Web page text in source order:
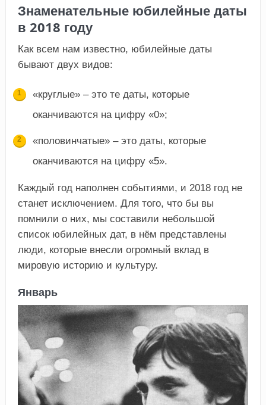
Знаменательные юбилейные даты
в 2018 году
Как всем нам известно, юбилейные даты
бывают двух видов:
«круглые» – это те даты, которые
оканчиваются на цифру «0»;
«половинчатые» – это даты, которые
оканчиваются на цифру «5».
Каждый год наполнен событиями, и 2018 год не
станет исключением. Для того, что бы вы
помнили о них, мы составили небольшой
список юбилейных дат, в нём представлены
люди, которые внесли огромный вклад в
мировую историю и культуру.
Январь